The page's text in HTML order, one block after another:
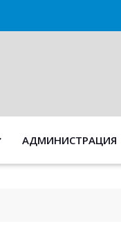
АДМИНИСТРАЦИЯ